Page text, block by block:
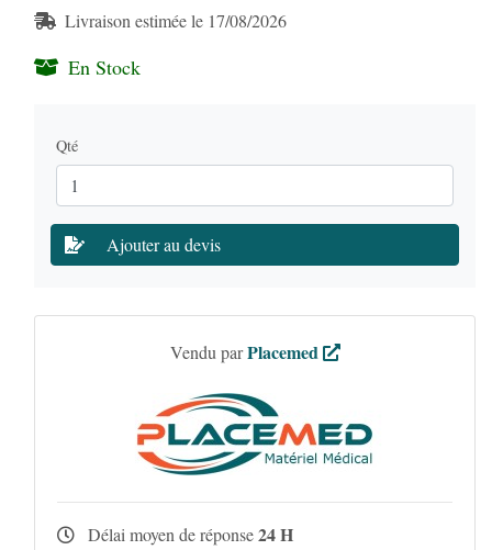
Livraison estimée le 17/08/2026
En Stock
Qté
Ajouter au devis
Vendu parPlacemed
Délai moyen de réponse24 H